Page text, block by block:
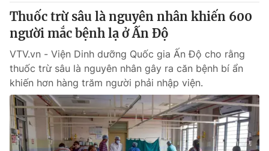
Chuyên mục
Chính trị
Xã hội
Pháp luật
Y tế
Thuốc trừ sâu là nguyên nhân khiến 600
người mắc bệnh lạ ở Ấn Độ
VTV.vn - Viện Dinh dưỡng Quốc gia Ấn Độ cho rằng
thuốc trừ sâu là nguyên nhân gây ra căn bệnh bí ẩn
khiến hơn hàng trăm người phải nhập viện.